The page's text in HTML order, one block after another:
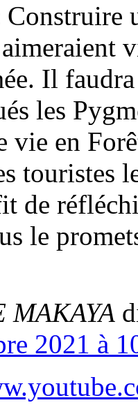
Il
les
vie en
touristes
de
le
MAKAYA
2021 à